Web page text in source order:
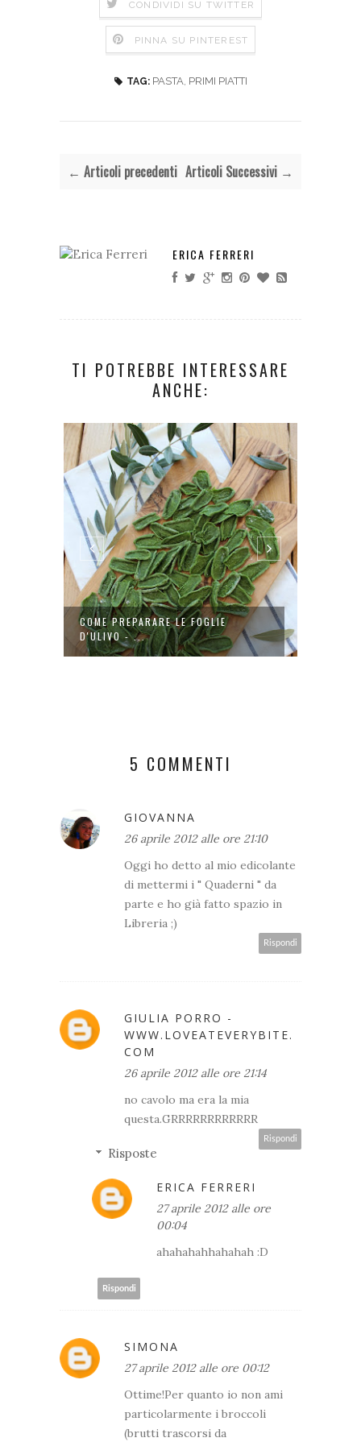
CONDIVIDI SU TWITTER
PINNA SU PINTEREST
TAG: PASTA, PRIMI PIATTI
← Articoli precedenti Articoli Successivi →
ERICA FERRERI
TI POTREBBE INTERESSARE
ANCHE:
COME PREPARARE LE FOGLIE
D'ULIVO - ...
5 COMMENTI
GIOVANNA
26 aprile 2012 alle ore 21:10
Oggi ho detto al mio edicolante
di mettermi i " Quaderni " da
parte e ho già fatto spazio in
Libreria ;)
Rispondi
GIULIA PORRO -
WWW.LOVEATEVERYBITE.
COM
26 aprile 2012 alle ore 21:14
no cavolo ma era la mia
questa.GRRRRRRRRRRRR
Rispondi
Risposte
ERICA FERRERI
27 aprile 2012 alle ore
00:04
ahahahahhahahah :D
Rispondi
SIMONA
27 aprile 2012 alle ore 00:12
Ottime!Per quanto io non ami
particolarmente i broccoli
(brutti trascorsi da